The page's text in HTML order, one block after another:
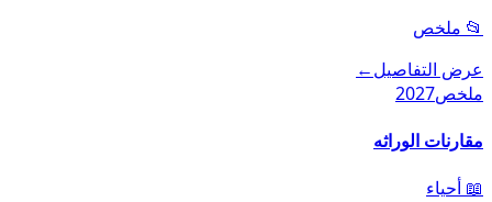
📂 ملخص
عرض التفاصيل←
ملخص2027
مقارنات الوراثه
📖 أحياء